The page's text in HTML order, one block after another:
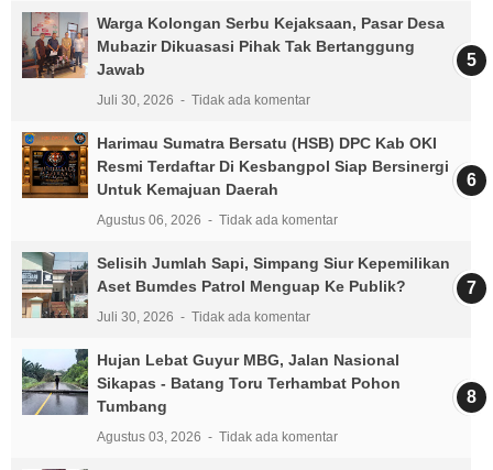
Warga Kolongan Serbu Kejaksaan, Pasar Desa
Mubazir Dikuasasi Pihak Tak Bertanggung
Jawab
Juli 30, 2026 Tidak ada komentar
Harimau Sumatra Bersatu (HSB) DPC Kab OKI
Resmi Terdaftar Di Kesbangpol Siap Bersinergi
Untuk Kemajuan Daerah
Agustus 06, 2026 Tidak ada komentar
Selisih Jumlah Sapi, Simpang Siur Kepemilikan
Aset Bumdes Patrol Menguap Ke Publik?
Juli 30, 2026 Tidak ada komentar
Hujan Lebat Guyur MBG, Jalan Nasional
Sikapas - Batang Toru Terhambat Pohon
Tumbang
Agustus 03, 2026 Tidak ada komentar